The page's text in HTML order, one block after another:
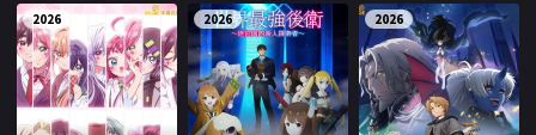
2026 2026 2026